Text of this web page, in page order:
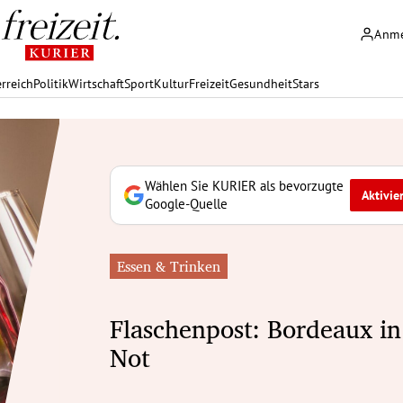
PolitikWirtschaftSportKulturFreizeitGesundheitStars
Wählen Sie KURIER als bevorzugte
Google-Quelle
Essen & Trinken
Flaschenpost: Bordeaux in
Not